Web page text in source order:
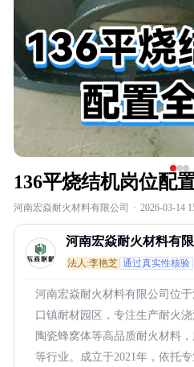
136平烧结机岗位配
河南宏焱耐火材料有限公司 · 2026-03-14
河南宏焱耐火材料有限
法人:李艳芝 通过真实性核验
河南宏焱耐火材料有限公司位
口镇耐材园区，专注生产耐火
陶瓷蜂窝体等高品质耐火材料
等行业。成立于2021年，依托